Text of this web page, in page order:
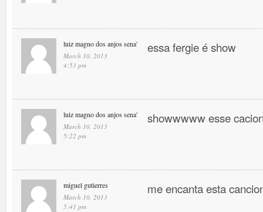
luiz magno dos anjos sena'
March 10, 2013
4:53 pm
essa fergie é show
luiz magno dos anjos sena'
March 10, 2013
5:22 pm
showwwww esse
miguel gutierres
March 10, 2013
5:41 pm
me encanta esta